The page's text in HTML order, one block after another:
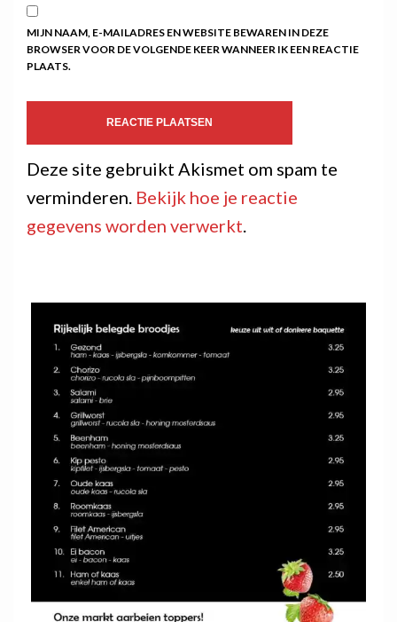
MIJN NAAM, E-MAILADRES EN WEBSITE BEWAREN IN DEZE
BROWSER VOOR DE VOLGENDE KEER WANNEER IK EEN REACTIE
PLAATS.
Deze site gebruikt Akismet om spam te
verminderen. Bekijk hoe je reactie
gegevens worden verwerkt.